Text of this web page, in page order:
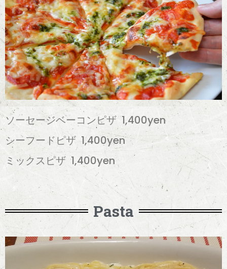
ソーセージベーコンピザ 1,400yen
シーフードピザ1,400yen
ミックスピザ1,400yen
Pasta